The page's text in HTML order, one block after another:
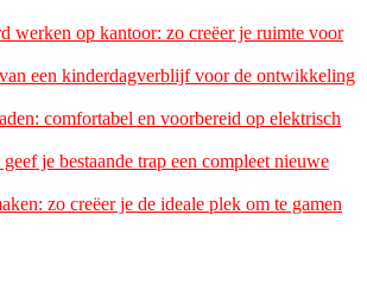
werken op kantoor: zo creëer je ruimte voor
een kinderdagverblijf voor de ontwikkeling
comfortabel en voorbereid op elektrisch
je bestaande trap een compleet nieuwe
zo creëer je de ideale plek om te gamen